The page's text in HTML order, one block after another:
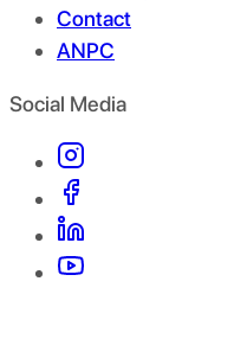
Contact
ANPC
Social Media